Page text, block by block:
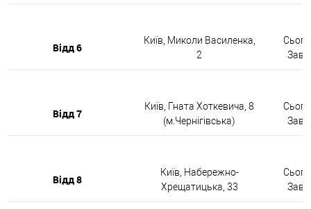
Відд 6
Київ, Миколи Василенка,
2
Відд 7
Київ, Гната Хоткевича, 8
(м.Чернігівська)
Відд 8
Київ, Набережно-
Хрещатицька, 33